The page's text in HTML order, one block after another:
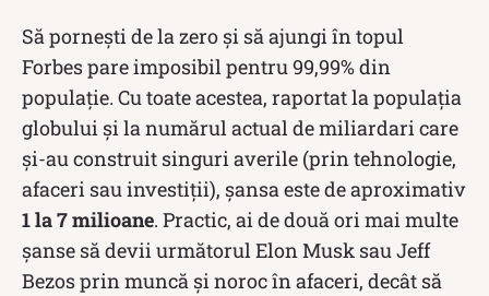
Să pornești de la zero și să ajungi în topul
Forbes pare imposibil pentru 99,99% din
populație. Cu toate acestea, raportat la populația
globului și la numărul actual de miliardari care
și-au construit singuri averile (prin tehnologie,
afaceri sau investiții), șansa este de aproximativ
1 la 7 milioane. Practic, ai de două ori mai multe
șanse să devii următorul Elon Musk sau Jeff
Bezos prin muncă și noroc în afaceri, decât să